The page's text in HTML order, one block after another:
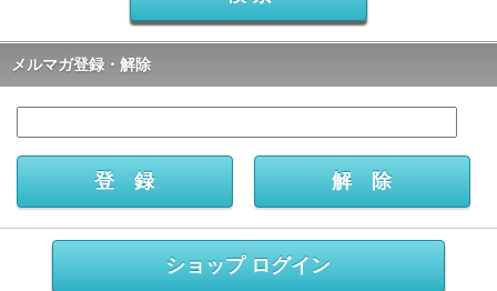
メルマガ登録・解除
ショップ ログイン